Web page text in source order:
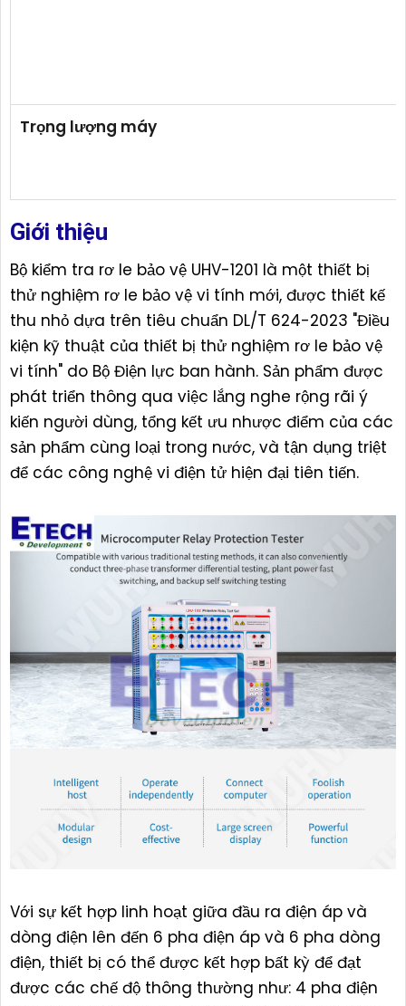
Trọng lượng máy
Giới thiệu
Bộ kiểm tra rơ le bảo vệ UHV-1201 là một thiết bị
thử nghiệm rơ le bảo vệ vi tính mới, được thiết kế
thu nhỏ dựa trên tiêu chuẩn DL/T 624-2023 "Điều
kiện kỹ thuật của thiết bị thử nghiệm rơ le bảo vệ
vi tính" do Bộ Điện lực ban hành. Sản phẩm được
phát triển thông qua việc lắng nghe rộng rãi ý
kiến người dùng, tổng kết ưu nhược điểm của các
sản phẩm cùng loại trong nước, và tận dụng triệt
để các công nghệ vi điện tử hiện đại tiên tiến.
Với sự kết hợp linh hoạt giữa đầu ra điện áp và
dòng điện lên đến 6 pha điện áp và 6 pha dòng
điện, thiết bị có thể được kết hợp bất kỳ để đạt
được các chế độ thông thường như: 4 pha điện